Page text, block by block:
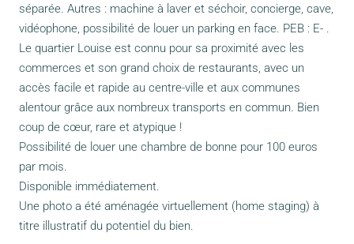
séparée. Autres : machine à laver et séchoir, concierge, cave,
vidéophone, possibilité de louer un parking en face. PEB : E- .
Le quartier Louise est connu pour sa proximité avec les
commerces et son grand choix de restaurants, avec un
accès facile et rapide au centre-ville et aux communes
alentour grâce aux nombreux transports en commun. Bien
coup de cœur, rare et atypique !
Possibilité de louer une chambre de bonne pour 100 euros
par mois.
Disponible immédiatement.
Une photo a été aménagée virtuellement (home staging) à
titre illustratif du potentiel du bien.